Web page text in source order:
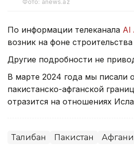
Фото: anews.az
По информации телеканала Al
возник на фоне
Другие подробности не
В марте 2024 года мы писали о
пакистанско-афганской
отразится на отношениях
Талибан Пакистан